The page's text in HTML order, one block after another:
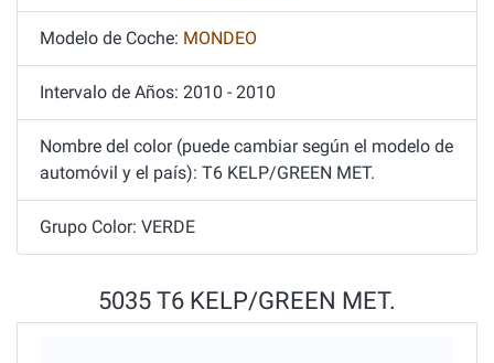
Modelo de Coche: MONDEO
Intervalo de Años: 2010 - 2010
Nombre del color (puede cambiar según el modelo de
automóvil y el país): T6 KELP/GREEN MET.
Grupo Color: VERDE
5035 T6 KELP/GREEN MET.